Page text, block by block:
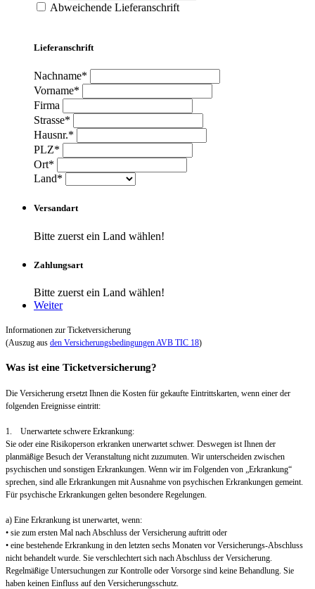
Abweichende Lieferanschrift
Lieferanschrift
Nachname*
Vorname*
Firma
Strasse*
Hausnr.*
PLZ*
Ort*
Land*
Versandart
Bitte zuerst ein Land wählen!
Zahlungsart
Bitte zuerst ein Land wählen!
Weiter
Informationen zur Ticketversicherung
(Auszug aus den Versicherungsbedingungen AVB TIC 18)
Was ist eine Ticketversicherung?
Die Versicherung ersetzt Ihnen die Kosten für gekaufte Eintrittskarten, wenn einer der
folgenden Ereignisse eintritt:
1. Unerwartete schwere Erkrankung:
Sie oder eine Risikoperson erkranken unerwartet schwer. Deswegen ist Ihnen der
planmäßige Besuch der Veranstaltung nicht zuzumuten. Wir unterscheiden zwischen
psychischen und sonstigen Erkrankungen. Wenn wir im Folgenden von „Erkrankung“
sprechen, sind alle Erkrankungen mit Ausnahme von psychischen Erkrankungen gemeint.
Für psychische Erkrankungen gelten besondere Regelungen.
a) Eine Erkrankung ist unerwartet, wenn:
• sie zum ersten Mal nach Abschluss der Versicherung auftritt oder
• eine bestehende Erkrankung in den letzten sechs Monaten vor Versicherungs-Abschluss
nicht behandelt wurde. Sie verschlechtert sich nach Abschluss der Versicherung.
Regelmäßige Untersuchungen zur Kontrolle oder Vorsorge sind keine Behandlung. Sie
haben keinen Einfluss auf den Versicherungsschutz.